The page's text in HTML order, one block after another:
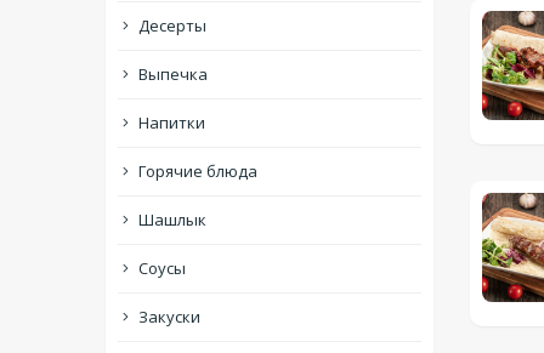
Десерты
Выпечка
Напитки
Горячие блюда
Шашлык
Соусы
Закуски